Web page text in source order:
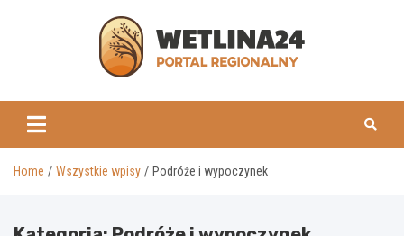
www.wetlina24.pl
Home Wszystkie wpisy Podróże i wypoczynek